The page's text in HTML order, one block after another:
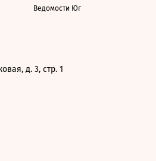
Ведомости Юг
д. 3, стр. 1